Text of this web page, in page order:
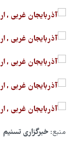
منبع: خبرگزاری تسنیم